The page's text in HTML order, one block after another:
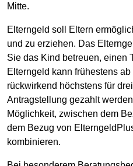
Mitte.
Elterngeld soll Eltern
und zu erziehen. Das
Sie das Kind betreuen, einen
Elterngeld kann frühestens
rückwirkend höchstens für
Antragstellung gezahlt
Möglichkeit, zwischen dem
dem Bezug von
kombinieren.